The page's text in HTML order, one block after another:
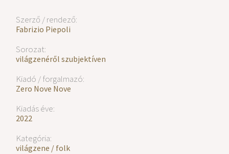
Szerző / rendező:
Fabrizio Piepoli
Sorozat:
világzenéről szubjektíven
Kiadó / forgalmazó:
Zero Nove Nove
Kiadás éve:
2022
Kategória:
világzene / folk